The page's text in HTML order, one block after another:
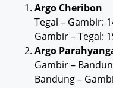
Argo Cheribon
Tegal – Gambir:
Gambir – Tegal:
Argo
Gambir –
Bandung –